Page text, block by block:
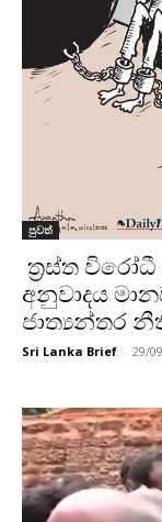
පුවත්
ත්‍රස්ත
අනුවාදය
ජාත්‍යන්තර
Sri Lanka Brief - 29/